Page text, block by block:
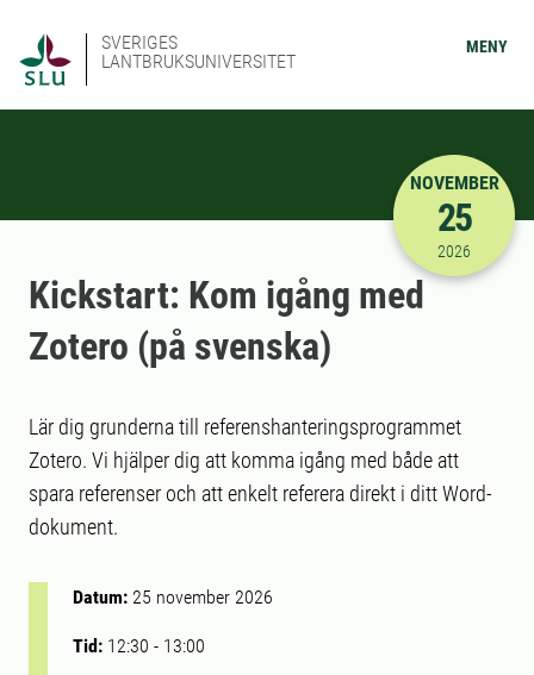
SVERIGES
LANTBRUKSUNIVERSITET
MENY
2026-11-
NOVEMBER
25
2026
Kickstart: Kom igång med
Zotero (på svenska)
Lär dig grunderna till referenshanteringsprogrammet
Zotero. Vi hjälper dig att komma igång med både att
spara referenser och att enkelt referera direkt i ditt Word-
dokument.
Datum: 25 november 2026
Tid: 12:30 - 13:00